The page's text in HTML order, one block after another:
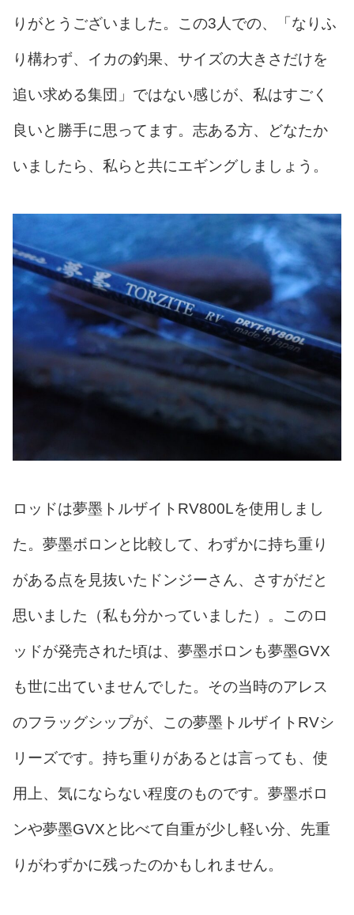
りがとうございました。この3人での、「なりふ
り構わず、イカの釣果、サイズの大きさだけを
追い求める集団」ではない感じが、私はすごく
良いと勝手に思ってます。志ある方、どなたか
いましたら、私らと共にエギングしましょう。
ロッドは夢墨トルザイトRV800Lを使用しまし
た。夢墨ボロンと比較して、わずかに持ち重り
がある点を見抜いたドンジーさん、さすがだと
思いました（私も分かっていました）。このロ
ッドが発売された頃は、夢墨ボロンも夢墨GVX
も世に出ていませんでした。その当時のアレス
のフラッグシップが、この夢墨トルザイトRVシ
リーズです。持ち重りがあるとは言っても、使
用上、気にならない程度のものです。夢墨ボロ
ンや夢墨GVXと比べて自重が少し軽い分、先重
りがわずかに残ったのかもしれません。